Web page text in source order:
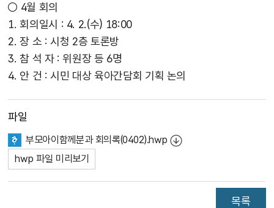
○ 4월 회의
1. 회의일시 : 4. 2.(수) 18:00
2. 장 소 : 시청 2층 토론방
3. 참 석 자 : 위원장 등 6명
4. 안 건 : 시민 대상 육아간담회 기획 논의
파일
부모아이함께분과 회의록(0402).hwp
hwp 파일 미리보기
목록